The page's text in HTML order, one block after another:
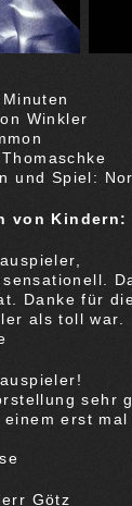
Winkler
und Spiel:
von Kindern:
Danke für
als toll war.
sehr
einem erst
Götz